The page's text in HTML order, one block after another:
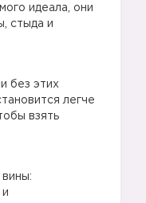
идеала, они
стыда и
без этих
легче
взять
и